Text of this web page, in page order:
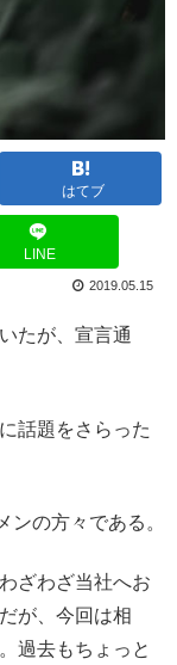
はてブ
LINE
2019.05.15
たが、宣言通
話題をさらった
の方々である。
ざわざ当社へお
が、今回は相
過去もちょっと